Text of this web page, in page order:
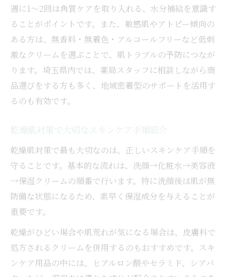
週に1～2回は角質ケアを取り入れる、水分補給を意識す
ることがポイントです。また、敏感肌やアトピー傾向の
ある方は、無香料・無着色・アルコールフリーなど低刺
激なクリームを選ぶことで、肌トラブルの予防につなが
ります。埼玉県内では、薬局スタッフに相談しながら商
品選びをする方も多く、地域密着型のサポートを活用す
るのも有効です。
乾燥肌対策で大切なスキンケア手順紹介
乾燥肌対策で最も大切なのは、正しいスキンケア手順を
守ることです。基本的な流れは、洗顔→化粧水→美容液
→保湿クリームの順番で行います。特に洗顔後は肌が無
防備な状態になるため、素早く保湿成分を与えることが
重要です。
乾燥がひどい場合や肌荒れが気になる場合は、皮膚科で
処方されるクリームを併用するのもおすすめです。スキ
ンケア用品の中には、ヒアルロン酸やセラミド、シアバ